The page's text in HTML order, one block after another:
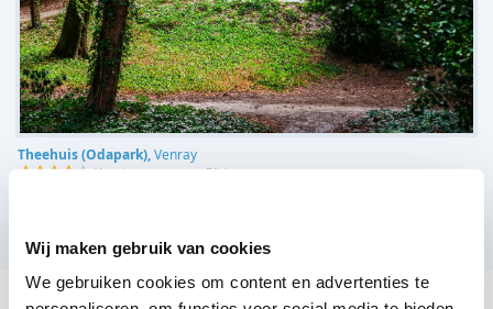
Wij maken gebruik van cookies
We gebruiken cookies om content en advertenties te
Theehuis (Odapark),Venray
(4 reviews over onze DJ's)